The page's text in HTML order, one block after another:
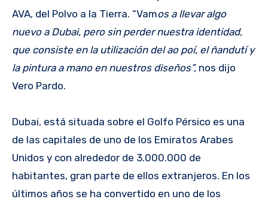
AVA, del Polvo a la Tierra. “Vamos a llevar algo
nuevo a Dubai, pero sin perder nuestra identidad,
que consiste en la utilización del ao poí, el ñandutí y
la pintura a mano en nuestros diseños”, nos dijo
Vero Pardo.
Dubai, está situada sobre el Golfo Pérsico es una
de las capitales de uno de los Emiratos Arabes
Unidos y con alrededor de 3.000.000 de
habitantes, gran parte de ellos extranjeros. En los
últimos años se ha convertido en uno de los